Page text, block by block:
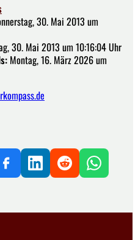
30. Mai 2013 um
30. Mai 2013 um 10:16:04 Uhr
Montag, 16. März 2026 um